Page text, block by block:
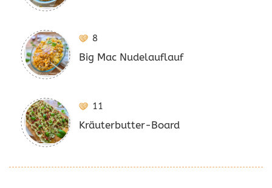
8
Big Mac Nudelauflauf
11
Kräuterbutter-Board